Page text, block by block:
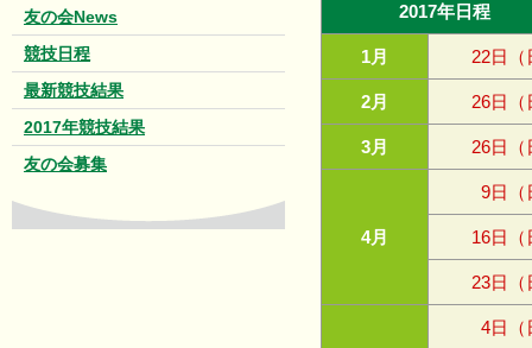
友の会News
競技日程
最新競技結果
2017年競技結果
友の会募集
2017年日程
1月 22日（
2月 26日（
3月 26日（
4月
9日（
16日（
23日（
4日（